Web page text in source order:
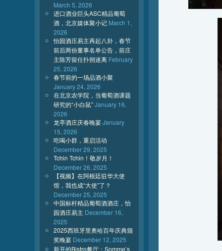
March 5, 2026
进口酒业巨头ASC精品葡萄
酒，北京媒体聚小记 March 1,
2026
怡园酒庄易主再起八卦，春节
前后两份董事名单公告，前庄
主陈芳留任扑朔迷离 February
25, 2026
春节前的一场品酒小聚
January 24, 2026
在北京农学院，当葡萄酒课题
研究的“小白鼠”January 16,
2026
龙亭酒庄庆春晚宴January
15, 2026
吃喝小群，重启活动
December 29, 2025
Tchin Tchin！敬岁月！
December 26, 2025
【视频】在阿根廷驻华大使
馆，我也成“大使”了？
December 25, 2025
中国标杆精品葡萄酒酒庄，怡
园酒庄易主 December 16,
2025
2025西班牙里奥哈百年庆典颁
奖晚宴 December 12, 2025
新开的Bistro餐厅：Somme’s